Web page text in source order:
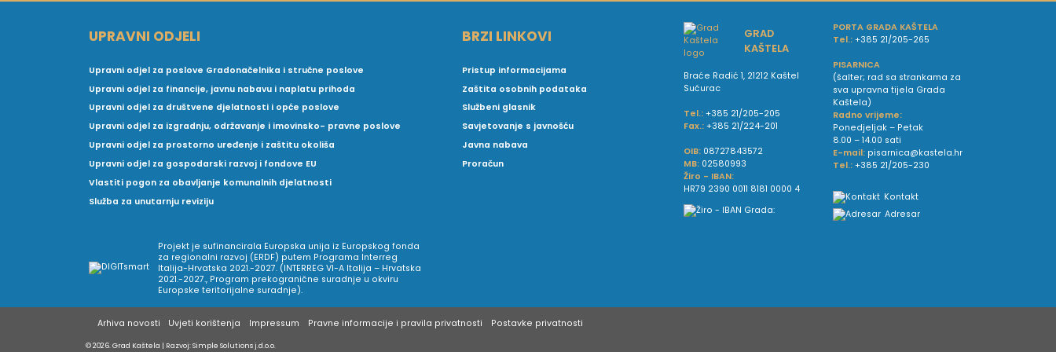
UPRAVNI ODJELI
Upravni odjel za poslove Gradonačelnika i stručne poslove
Upravni odjel za financije, javnu nabavu i naplatu prihoda
Upravni odjel za društvene djelatnosti i opće poslove
Upravni odjel za izgradnju, održavanje i imovinsko- pravne poslove
Upravni odjel za prostorno uređenje i zaštitu okoliša
Upravni odjel za gospodarski razvoj i fondove EU
Vlastiti pogon za obavljanje komunalnih djelatnosti
Služba za unutarnju reviziju
BRZI LINKOVI
Pristup informacijama
Zaštita osobnih podataka
Službeni glasnik
Savjetovanje s javnošću
Javna nabava
Proračun
GRAD
KAŠTELA
Braće Radić 1, 21212 Kaštel
Sućurac
Tel.: +385 21/205-205
Fax.: +385 21/224-201
OIB: 08727843572
MB: 02580993
Žiro - IBAN:
HR79 2390 0011 8181 0000 4
PORTA GRADA KAŠTELA
Tel.: +385 21/205-265
PISARNICA
(šalter; rad sa strankama za
sva upravna tijela Grada
Kaštela)
Radno vrijeme:
Ponedjeljak – Petak
8.00 – 14.00 sati
E-mail: pisarnica@kastela.hr
Tel.: +385 21/205-230
Kontakt
Adresar
Projekt je sufinancirala Europska unija iz Europskog fonda
za regionalni razvoj (ERDF) putem Programa Interreg
Italija-Hrvatska 2021.-2027. (INTERREG VI-A Italija – Hrvatska
2021.-2027., Program prekogranične suradnje u okviru
Europske teritorijalne suradnje).
Arhiva novosti Uvjeti korištenja Impressum Pravne informacije i pravila privatnosti Postavke privatnosti
© 2026. Grad Kaštela | Razvoj:Simple Solutions j.d.o.o.